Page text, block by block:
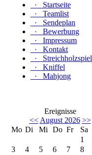
·
Startseite
·
Teamlist
·
Sendeplan
·
Bewerbung
·
Impressum
·
Kontakt
·
Streichholzspiel
·
Kniffel
·
Mahjong
Ereignisse
<< August 2026 >>
Mo Di Mi Do Fr Sa
1
3
4 5 6 7 8